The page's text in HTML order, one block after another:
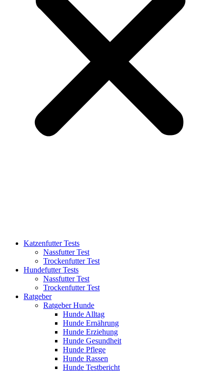
Katzenfutter Tests
Nassfutter Test
Trockenfutter Test
Hundefutter Tests
Nassfutter Test
Trockenfutter Test
Ratgeber
Ratgeber Hunde
Hunde Alltag
Hunde Ernährung
Hunde Erziehung
Hunde Gesundheit
Hunde Pflege
Hunde Rassen
Hunde Testbericht